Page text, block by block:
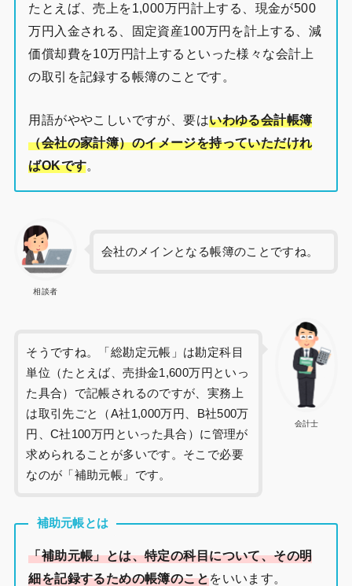
たとえば、売上を1,000万円計上する、現金が500
万円入金される、固定資産100万円を計上する、減
価償却費を10万円計上するといった様々な会計上
の取引を記録する帳簿のことです。
用語がややこしいですが、要はいわゆる会計帳簿
（会社の家計簿）のイメージを持っていただけれ
ばOKです。
相談者
会社のメインとなる帳簿のことですね。
会計士
そうですね。「総勘定元帳」は勘定科目
単位（たとえば、売掛金1,600万円といっ
た具合）で記帳されるのですが、実務上
は取引先ごと（A社1,000万円、B社500万
円、C社100万円といった具合）に管理が
求められることが多いです。そこで必要
なのが「補助元帳」です。
補助元帳とは
「補助元帳」とは、特定の科目について、その明
細を記録するための帳簿のことをいいます。